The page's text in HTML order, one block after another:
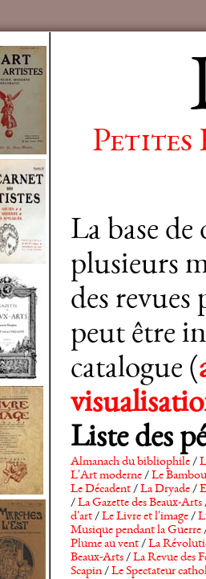
Petites
La base
plusieurs
des revues
peut être
catalogue (
Liste des
Almanach du bibliophile/
L'Art moderne/Le Bambou
Le Décadent/La Dryade/
/La Gazette des Beaux-Arts
d'art/Le Livre et l'image/
Musique pendant la Guerre
Plume au vent/La
Beaux-Arts/La Revue des
Scapin/Le Spectateur